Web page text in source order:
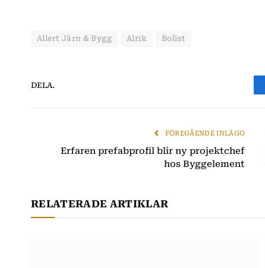
Allert Järn & Bygg Alrik Bolist
DELA.
FÖREGÅENDE INLÄGG
Erfaren prefabprofil blir ny projektchef
hos Byggelement
RELATERADE ARTIKLAR